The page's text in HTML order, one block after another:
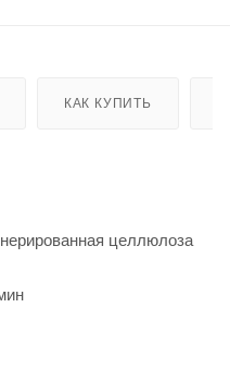
КАК КУПИТЬ
целлюлоза